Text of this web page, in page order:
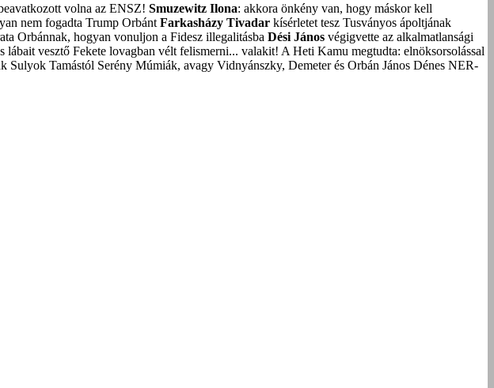
volna az ENSZ! Smuzewitz Ilona: akkora önkény van, hogy máskor kell
nem fogadta Trump Orbánt Farkasházy Tivadar kísérletet tesz Tusványos ápoltjának
Orbánnak, hogyan vonuljon a Fidesz illegalitásba Dési János végigvette az alkalmatlansági
lábait vesztő Fekete lovagban vélt felismerni... valakit! A Heti Kamu megtudta: elnöksorsolással
Sulyok Tamástól Serény Múmiák, avagy Vidnyánszky, Demeter és Orbán János Dénes NER-